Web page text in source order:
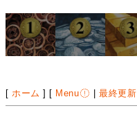
[ホーム ] [ Menu |最終更新